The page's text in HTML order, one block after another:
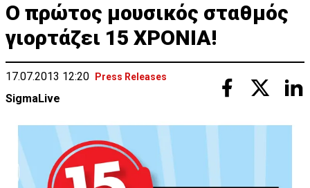
Ο πρώτος μουσικός σταθμός
γιορτάζει 15 ΧΡΟΝΙΑ!
17.07.2013 12:20 Press Releases
SigmaLive